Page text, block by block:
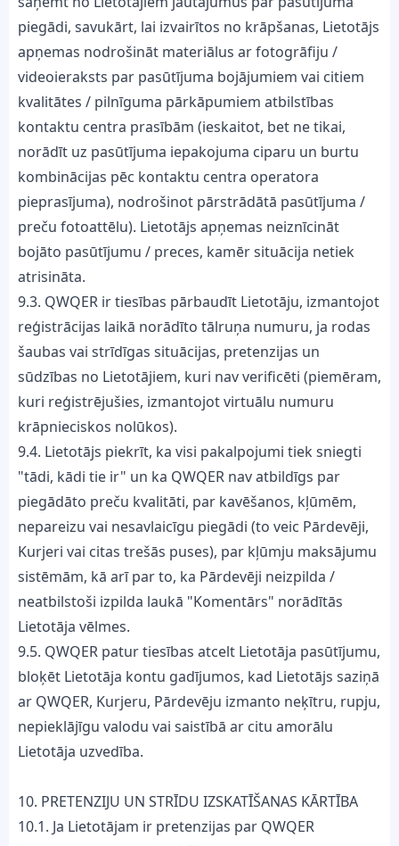
piegādi, savukārt, lai izvairītos no krāpšanas, Lietotājs
apņemas nodrošināt materiālus ar fotogrāfiju /
videoieraksts par pasūtījuma bojājumiem vai citiem
kvalitātes / pilnīguma pārkāpumiem atbilstības
kontaktu centra prasībām (ieskaitot, bet ne tikai,
norādīt uz pasūtījuma iepakojuma ciparu un burtu
kombinācijas pēc kontaktu centra operatora
pieprasījuma), nodrošinot pārstrādātā pasūtījuma /
preču fotoattēlu). Lietotājs apņemas neiznīcināt
bojāto pasūtījumu / preces, kamēr situācija netiek
atrisināta.
9.3. QWQER ir tiesības pārbaudīt Lietotāju, izmantojot
reģistrācijas laikā norādīto tālruņa numuru, ja rodas
šaubas vai strīdīgas situācijas, pretenzijas un
sūdzības no Lietotājiem, kuri nav verificēti (piemēram,
kuri reģistrējušies, izmantojot virtuālu numuru
krāpnieciskos nolūkos).
9.4. Lietotājs piekrīt, ka visi pakalpojumi tiek sniegti
"tādi, kādi tie ir" un ka QWQER nav atbildīgs par
piegādāto preču kvalitāti, par kavēšanos, kļūmēm,
nepareizu vai nesavlaicīgu piegādi (to veic Pārdevēji,
Kurjeri vai citas trešās puses), par kļūmju maksājumu
sistēmām, kā arī par to, ka Pārdevēji neizpilda /
neatbilstoši izpilda laukā "Komentārs" norādītās
Lietotāja vēlmes.
9.5. QWQER patur tiesības atcelt Lietotāja pasūtījumu,
bloķēt Lietotāja kontu gadījumos, kad Lietotājs saziņā
ar QWQER, Kurjeru, Pārdevēju izmanto neķītru, rupju,
nepieklājīgu valodu vai saistībā ar citu amorālu
Lietotāja uzvedība.
10. PRETENZIJU UN STRĪDU IZSKATĪŠANAS KĀRTĪBA
10.1. Ja Lietotājam ir pretenzijas par QWQER